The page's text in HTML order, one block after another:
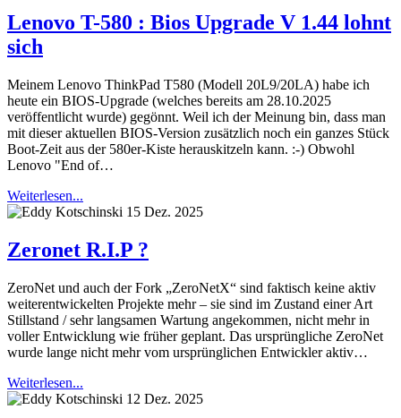
Lenovo T-580 : Bios Upgrade V 1.44 lohnt
sich
Meinem Lenovo ThinkPad T580 (Modell 20L9/20LA) habe ich
heute ein BIOS-Upgrade (welches bereits am 28.10.2025
veröffentlicht wurde) gegönnt. Weil ich der Meinung bin, dass man
mit dieser aktuellen BIOS-Version zusätzlich noch ein ganzes Stück
Boot-Zeit aus der 580er-Kiste herauskitzeln kann. :-) Obwohl
Lenovo "End of…
Weiterlesen...
15 Dez. 2025
Zeronet R.I.P ?
ZeroNet und auch der Fork „ZeroNetX“ sind faktisch keine aktiv
weiterentwickelten Projekte mehr – sie sind im Zustand einer Art
Stillstand / sehr langsamen Wartung angekommen, nicht mehr in
voller Entwicklung wie früher geplant. Das ursprüngliche ZeroNet
wurde lange nicht mehr vom ursprünglichen Entwickler aktiv…
Weiterlesen...
12 Dez. 2025